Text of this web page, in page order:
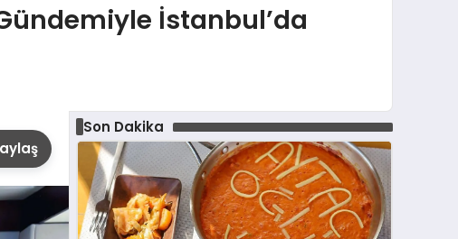
İstanbul’da
Son Dakika